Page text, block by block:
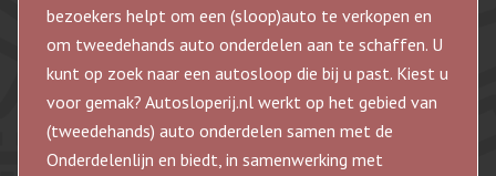
bezoekers helpt om een (sloop)auto te verkopen en
om tweedehands auto onderdelen aan te schaffen. U
kunt op zoek naar een autosloop die bij u past. Kiest u
voor gemak? Autosloperij.nl werkt op het gebied van
(tweedehands) auto onderdelen samen met de
Onderdelenlijn en biedt, in samenwerking met